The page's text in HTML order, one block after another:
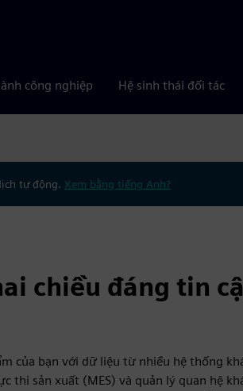
công nghiệp Hệ sinh thái đối tác
tự động. Xem bằng tiếng Anh?
chiều đáng tin
của bạn với dữ liệu từ nhiều hệ thống
thi sản xuất (MES) và quản lý quan hệ